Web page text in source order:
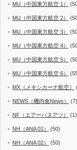
MU（中国東方航空 1）
MU（中国東方航空 2）
MU（中国東方航空 3）
MU（中国東方航空 4）
MU（中国東方航空 5）
MU（中国東方航空 6）
MX（メキシカーナ航空）
NEWS（機内食News） (7)
NF（エアーバヌアツ） (1)
NH（ANA 01） (50)
NH（ANA 02） (50)